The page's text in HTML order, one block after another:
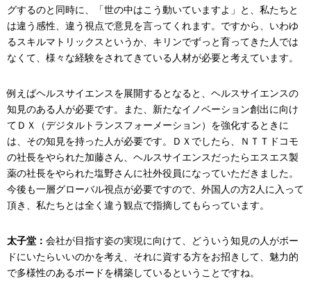
グするのと同時に、「世の中はこう動いていますよ」と、私たちと
は違う感性、違う視点で意見を言ってくれます。ですから、いわゆ
るスキルマトリックスというか、キリンでずっと育ってきた人では
なくて、様々な経験をされてきている人材が必要と考えています。
例えばヘルスサイエンスを展開するとなると、ヘルスサイエンスの
知見のある人が必要です。また、新たなイノベーション創出に向け
てＤＸ（デジタルトランスフォーメーション）を強化するときに
は、その知見を持った人が必要です。ＤＸでしたら、ＮＴＴドコモ
の社長をやられた加藤さん、ヘルスサイエンスだったらエスエス製
薬の社長をやられた塩野さんに社外役員になっていただきました。
今後も一層グローバル視点が必要ですので、外国人の方2人に入って
頂き、私たちとは全く違う観点で指摘してもらっています。
太子堂： 会社が目指す姿の実現に向けて、どういう知見の人がボー
ドにいたらいいのかを考え、それに資する方をお招きして、魅力的
で多様性のあるボードを構築しているということですね。